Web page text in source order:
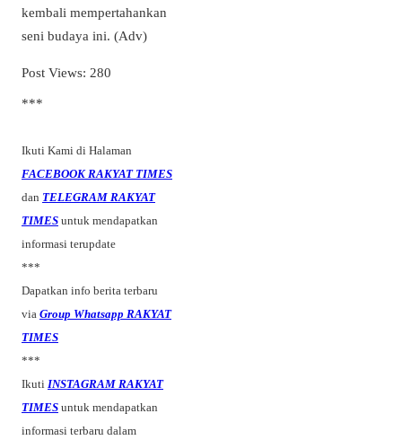
kembali mempertahankan
seni budaya ini. (Adv)
Post Views: 280
***
Ikuti Kami di Halaman
FACEBOOK RAKYAT TIMES
dan TELEGRAM RAKYAT
TIMES untuk mendapatkan
informasi terupdate
***
Dapatkan info berita terbaru
via Group Whatsapp RAKYAT
TIMES
***
Ikuti INSTAGRAM RAKYAT
TIMES untuk mendapatkan
informasi terbaru dalam